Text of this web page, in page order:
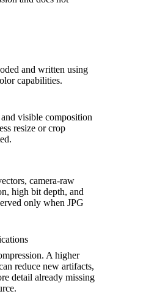
and written using
capabilities.
visible composition
resize or crop
camera-raw
high bit depth, and
only when JPG
A higher
reduce new artifacts,
detail already missing